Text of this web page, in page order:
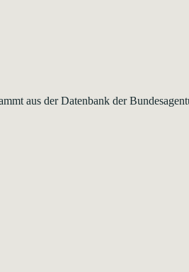
aus der Datenbank der